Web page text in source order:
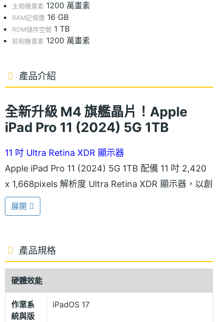
主相機畫素 1200 萬畫素
RAM記憶體 16 GB
ROM儲存空間 1 TB
前相機畫素 1200 萬畫素
產品介紹
全新升級 M4 旗艦晶片！Apple
iPad Pro 11 (2024) 5G 1TB
11 吋 Ultra Retina XDR 顯示器
Apple iPad Pro 11 (2024) 5G 1TB 配備 11 吋 2,420
x 1,668pixels 解析度 Ultra Retina XDR 顯示器，以創
新突破的串聯式 OLED 技術打造，而雙 OLED 面板的
光線經過疊加融合後，可產生令人驚豔的亮度和極致
應更新頻率技術，具備廣色域 (P3)、原彩顯示，擁有
最高 1,600nits 螢幕峰值亮度。
超纖薄 100% 再生鋁金屬機身
Apple iPad Pro 11 (2024) 5G 1TB 擁有超級纖薄的機
展開
產品規格
硬體效能
作業系
統與版
iPadOS 17